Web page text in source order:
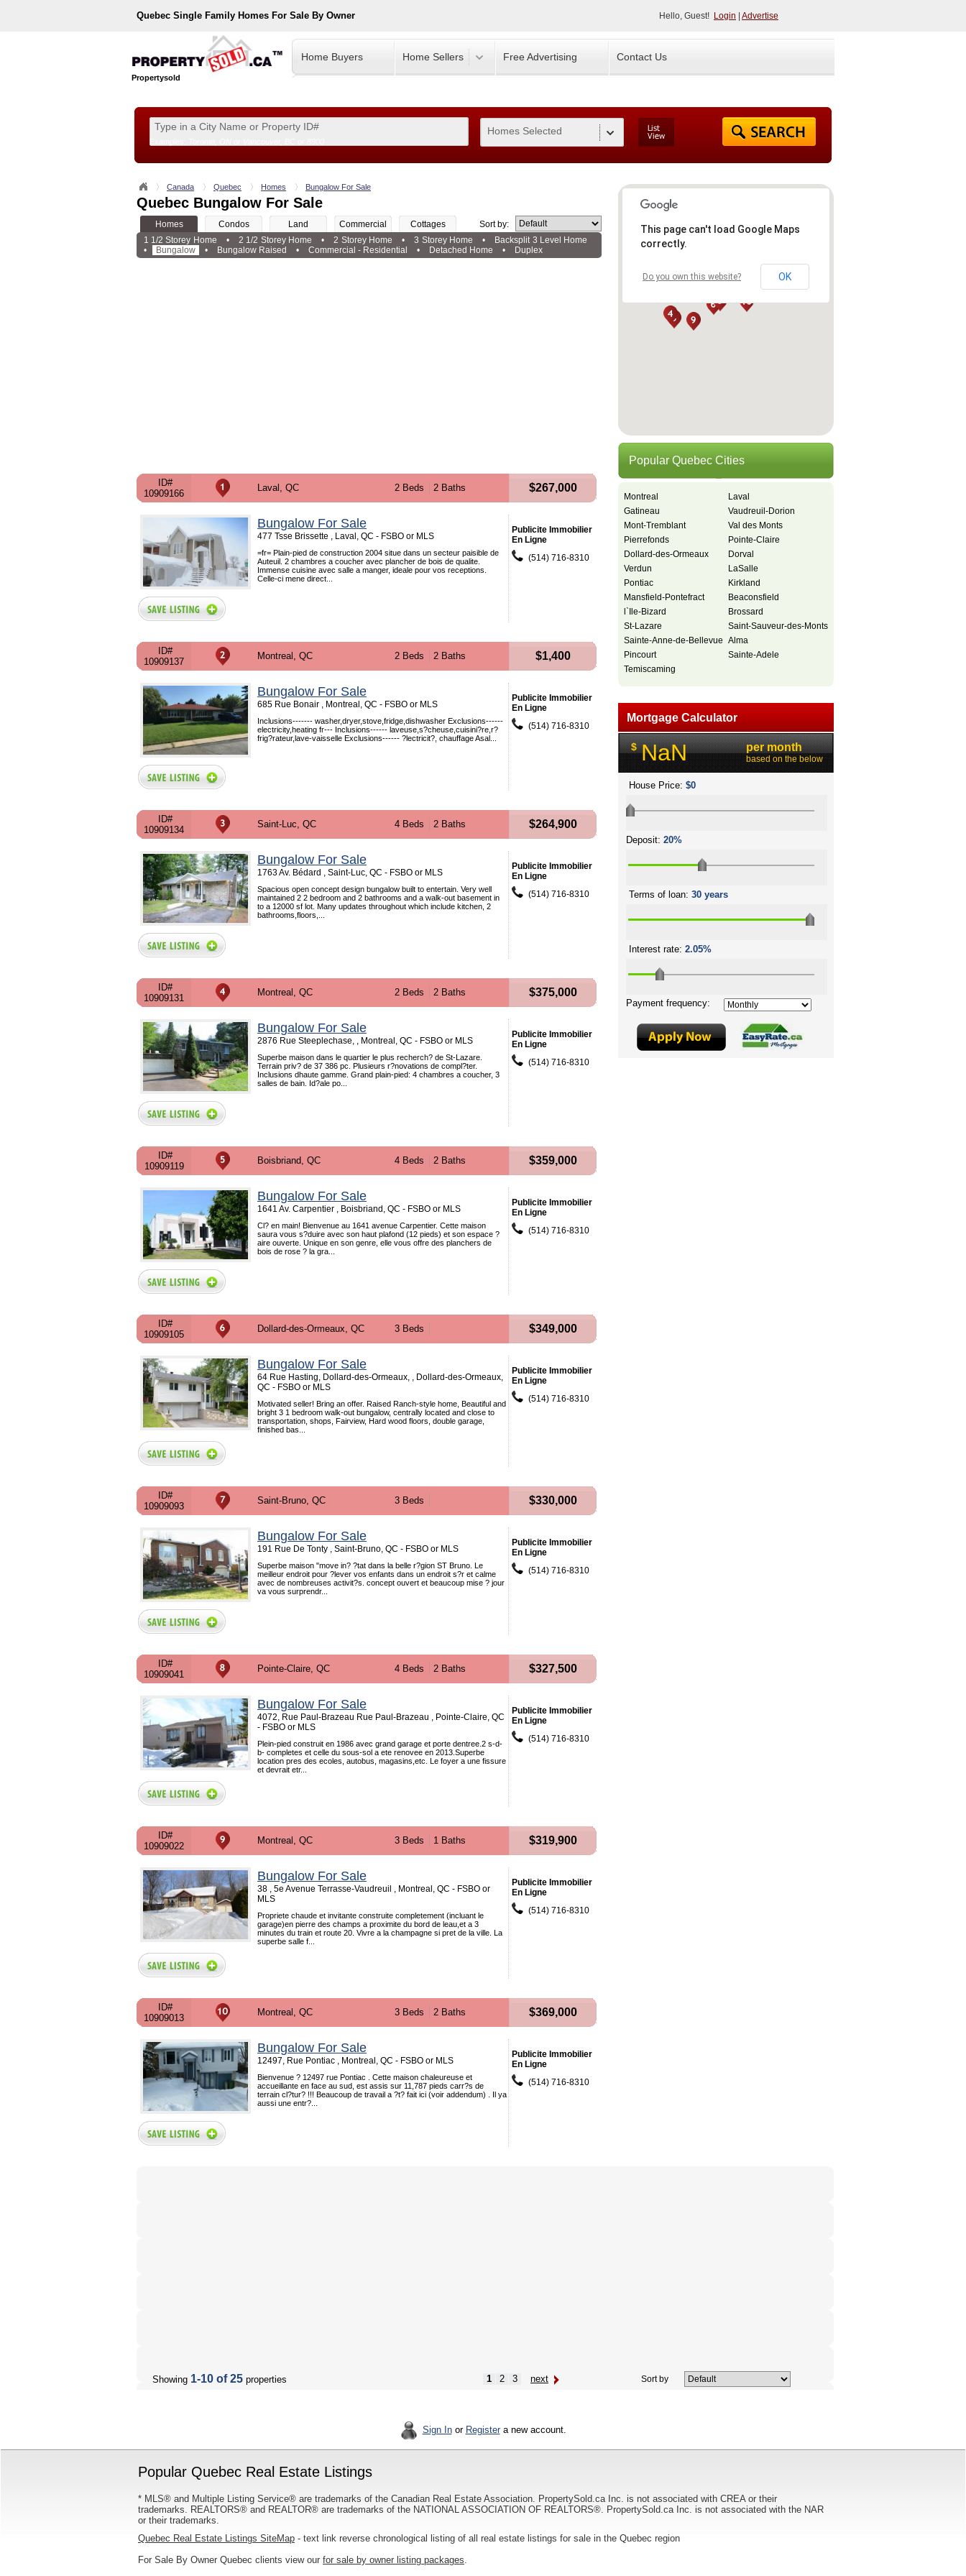
Quebec Single Family Homes For Sale By Owner Hello, Guest! Login Advertise
Propertysold
Home Buyers Home Sellers Free Advertising Contact Us
Homes Selected
Canada Quebec Homes Bungalow For Sale
Quebec Bungalow For Sale
Homes Condos Land Commercial Cottages
Sort by:
1 1/2 Storey Home
• 2 1/2 Storey Home • 2 Storey Home • 3 Storey Home •
Backsplit 3 Level Home
•
Bungalow • Bungalow Raised • Commercial - Residential • Detached Home • Duplex
ID#
10909166
Laval, QC 2 Beds 2 Baths $267,000
Bungalow For Sale
477 Tsse Brissette , Laval, QC - FSBO or MLS
=fr= Plain-pied de construction 2004 situe dans un secteur paisible de
Auteuil. 2 chambres a coucher avec plancher de bois de qualite.
Immense cuisine avec salle a manger, ideale pour vos receptions.
Celle-ci mene direct...
Publicite Immobilier
En Ligne
(514) 716-8310
ID#
10909137
Montreal, QC 2 Beds 2 Baths $1,400
Bungalow For Sale
685 Rue Bonair , Montreal, QC - FSBO or MLS
Inclusions------- washer,dryer,stove,fridge,dishwasher Exclusions------
electricity,heating fr--- Inclusions------ laveuse,s?cheuse,cuisini?re,r?
frig?rateur,lave-vaisselle Exclusions------ ?lectricit?, chauffage Asal...
Publicite Immobilier
En Ligne
(514) 716-8310
ID#
10909134
Saint-Luc, QC 4 Beds 2 Baths $264,900
Bungalow For Sale
1763 Av. Bédard , Saint-Luc, QC - FSBO or MLS
Spacious open concept design bungalow built to entertain. Very well
maintained 2 2 bedroom and 2 bathrooms and a walk-out basement in
to a 12000 sf lot. Many updates throughout which include kitchen, 2
bathrooms,floors,...
Publicite Immobilier
En Ligne
(514) 716-8310
ID#
10909131
Montreal, QC 2 Beds 2 Baths $375,000
Bungalow For Sale
2876 Rue Steeplechase, , Montreal, QC - FSBO or MLS
Superbe maison dans le quartier le plus recherch? de St-Lazare.
Terrain priv? de 37 386 pc. Plusieurs r?novations de compl?ter.
Inclusions dhaute gamme. Grand plain-pied: 4 chambres a coucher, 3
salles de bain. Id?ale po...
Publicite Immobilier
En Ligne
(514) 716-8310
ID#
10909119
Boisbriand, QC 4 Beds 2 Baths $359,000
Bungalow For Sale
1641 Av. Carpentier , Boisbriand, QC - FSBO or MLS
Cl? en main! Bienvenue au 1641 avenue Carpentier. Cette maison
saura vous s?duire avec son haut plafond (12 pieds) et son espace ?
aire ouverte. Unique en son genre, elle vous offre des planchers de
bois de rose ? la gra...
Publicite Immobilier
En Ligne
(514) 716-8310
ID#
10909105
Dollard-des-Ormeaux, QC 3 Beds $349,000
Bungalow For Sale
64 Rue Hasting, Dollard-des-Ormeaux, , Dollard-des-Ormeaux,
QC - FSBO or MLS
Motivated seller! Bring an offer. Raised Ranch-style home, Beautiful and
bright 3 1 bedroom walk-out bungalow, centrally located and close to
transportation, shops, Fairview, Hard wood floors, double garage,
finished bas...
Publicite Immobilier
En Ligne
(514) 716-8310
ID#
10909093
Saint-Bruno, QC 3 Beds $330,000
Bungalow For Sale
191 Rue De Tonty , Saint-Bruno, QC - FSBO or MLS
Superbe maison "move in? ?tat dans la belle r?gion ST Bruno. Le
meilleur endroit pour ?lever vos enfants dans un endroit s?r et calme
avec de nombreuses activit?s. concept ouvert et beaucoup mise ? jour
va vous surprendr...
Publicite Immobilier
En Ligne
(514) 716-8310
ID#
10909041
Pointe-Claire, QC 4 Beds 2 Baths $327,500
Bungalow For Sale
4072, Rue Paul-Brazeau Rue Paul-Brazeau , Pointe-Claire, QC
- FSBO or MLS
Plein-pied construit en 1986 avec grand garage et porte dentree.2 s-d-
b- completes et celle du sous-sol a ete renovee en 2013.Superbe
location pres des ecoles, autobus, magasins,etc. Le foyer a une fissure
et devrait etr...
Publicite Immobilier
En Ligne
(514) 716-8310
ID#
10909022
Montreal, QC 3 Beds 1 Baths $319,900
Bungalow For Sale
38 , 5e Avenue Terrasse-Vaudreuil , Montreal, QC - FSBO or
MLS
Propriete chaude et invitante construite completement (incluant le
garage)en pierre des champs a proximite du bord de leau,et a 3
minutes du train et route 20. Vivre a la champagne si pret de la ville. La
superbe salle f...
Publicite Immobilier
En Ligne
(514) 716-8310
ID#
10909013
Montreal, QC 3 Beds 2 Baths $369,000
Bungalow For Sale
12497, Rue Pontiac , Montreal, QC - FSBO or MLS
Bienvenue ? 12497 rue Pontiac . Cette maison chaleureuse et
accueillante en face au sud, est assis sur 11,787 pieds carr?s de
terrain cl?tur? !!! Beaucoup de travail a ?t? fait ici (voir addendum) . Il ya
aussi une entr?...
Publicite Immobilier
En Ligne
(514) 716-8310
Popular Quebec Cities
Montreal
Gatineau
Mont-Tremblant
Pierrefonds
Dollard-des-Ormeaux
Verdun
Pontiac
Mansfield-Pontefract
l`Ile-Bizard
St-Lazare
Sainte-Anne-de-Bellevue
Pincourt
Temiscaming
Laval
Vaudreuil-Dorion
Val des Monts
Pointe-Claire
Dorval
LaSalle
Kirkland
Beaconsfield
Brossard
Saint-Sauveur-des-Monts
Alma
Sainte-Adele
Showing 1-10 of 25 properties 1 2 3 next Sort by
Sign Inor Registera new account.
Popular Quebec Real Estate Listings
* MLS® and Multiple Listing Service® are trademarks of the Canadian Real Estate Association. PropertySold.ca Inc. is not associated with CREA or their
trademarks. REALTORS® and REALTOR® are trademarks of the NATIONAL ASSOCIATION OF REALTORS®. PropertySold.ca Inc. is not associated with the NAR
or their trademarks.
Quebec Real Estate Listings SiteMap - text link reverse chronological listing of all real estate listings for sale in the Quebec region
For Sale By Owner Quebec clients view our for sale by owner listing packages.